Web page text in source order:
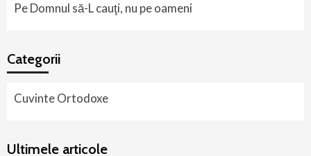
Pe Domnul să-L cauţi, nu pe oameni
Categorii
Cuvinte Ortodoxe
Ultimele articole